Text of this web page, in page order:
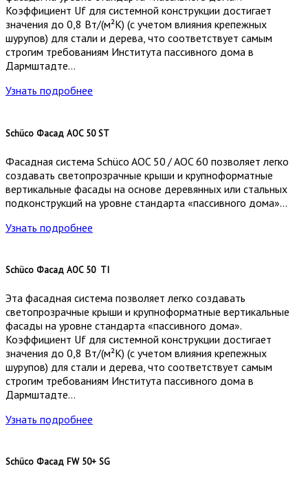
Коэффициент Uf для системной конструкции достигает
значения до 0,8 Вт/(м²К) (с учетом влияния крепежных
шурупов) для стали и дерева, что соответствует самым
строгим требованиям Института пассивного дома в
Дармштадте…
Узнать подробнее
Schüco Фасад AOC 50 ST
Фасадная система Schüco AOC 50 / AOC 60 позволяет легко
создавать светопрозрачные крыши и крупноформатные
вертикальные фасады на основе деревянных или стальных
подконструкций на уровне стандарта «пассивного дома»…
Узнать подробнее
Schüco Фасад AOC 50 TI
Эта фасадная система позволяет легко создавать
светопрозрачные крыши и крупноформатные вертикальные
фасады на уровне стандарта «пассивного дома».
Коэффициент Uf для системной конструкции достигает
значения до 0,8 Вт/(м²К) (с учетом влияния крепежных
шурупов) для стали и дерева, что соответствует самым
строгим требованиям Института пассивного дома в
Дармштадте…
Узнать подробнее
Schüco Фасад FW 50+ SG